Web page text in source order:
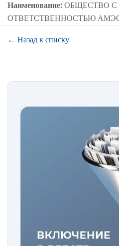
Наименование:ОБЩЕСТВО
ОТВЕТСТВЕННОСТЬЮ
← Назад к списку